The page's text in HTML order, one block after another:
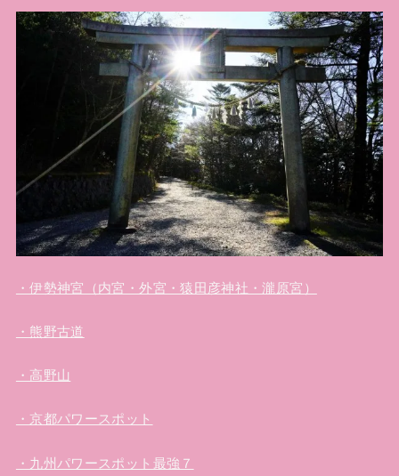
・伊勢神宮（内宮・外宮・猿田彦神社・瀧原宮）
・熊野古道
・高野山
・京都パワースポット
・九州パワースポット最強７